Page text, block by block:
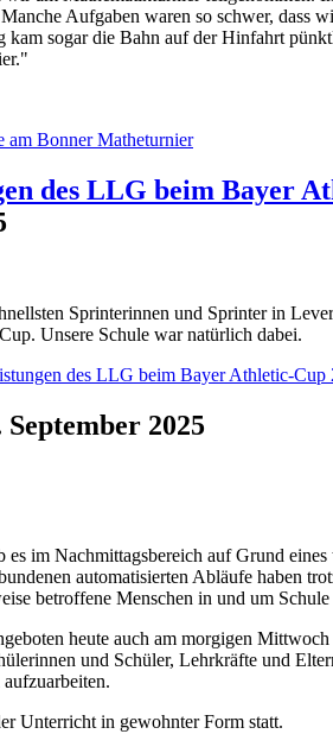
Aufgaben waren so schwer, dass
kam sogar die Bahn auf der Hinfahrt
am Bonner Matheturnier
des LLG beim Bayer
Sprinterinnen und Sprinter in
Unsere Schule war natürlich dabei.
des LLG beim Bayer Athletic-Cup
September 2025
es im Nachmittagsbereich auf Grund
automatisierten Abläufe haben
betroffene Menschen in und um
heute auch am morgigen
und Schüler, Lehrkräfte und
Unterricht in gewohnter Form statt.